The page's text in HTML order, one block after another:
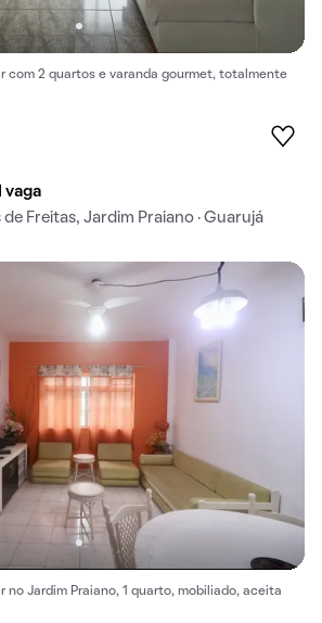
com 2 quartos e varanda gourmet, totalmente
vaga
Freitas, Jardim Praiano · Guarujá
no Jardim Praiano, 1 quarto, mobiliado, aceita